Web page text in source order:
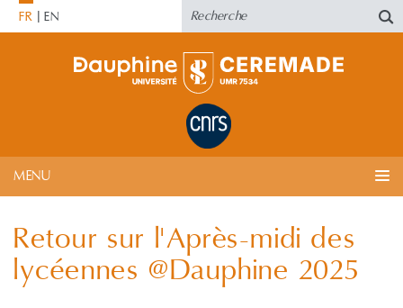
FR EN
MENU
Retour sur l'Après-midi des
lycéennes @Dauphine 2025